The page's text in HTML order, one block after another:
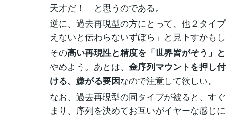
天才だ！ と思うのである。
逆に、過去再現型の方にとって、他２タイ
えないと伝わらないずぼら」と見下すかもし
その高い再現性と精度を「世界皆がそう」
やめよう。あとは、 金序列マウントを押し
ける、嫌がる要因なので注意して欲しい。
なお、過去再現型の同タイプが被ると、す
まり、序列を決めてお互いがイヤーな感じに